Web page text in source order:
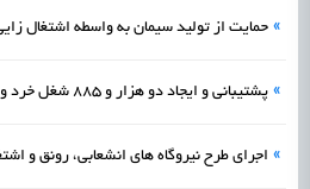
» حمایت از تولید سیمان به واسطه اشتغال
» پشتیبانی و ایجاد دو هزار و ۸۸۵ شغل خرد و خانگی
» اجرای طرح نیروگاه‌ های انشعابی، رونق و